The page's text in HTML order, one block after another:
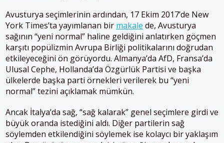
Avusturya seçimlerinin ardından, 17 Ekim 2017’de New
York Times’ta yayımlanan bir makale de, Avusturya
sağının “yeni normal” haline geldiğini anlatırken göçmen
karşıtı popülizmin Avrupa Birliği politikalarını doğrudan
etkileyeceğini ön görüyordu. Almanya’da AfD, Fransa’da
Ulusal Cephe, Hollanda’da Özgürlük Partisi ve başka
ülkelerde başka parti örnekleri verilerek bu “yeni
normal” tezini açıklamak mümkün.
Ancak İtalya’da sağ, “sağ kalarak” genel seçimlere girdi ve
büyük oranda istediğini aldı. Diğer partilerin sağ
söylemden etkilendiğini söylemek ise kolaycı bir yaklaşım